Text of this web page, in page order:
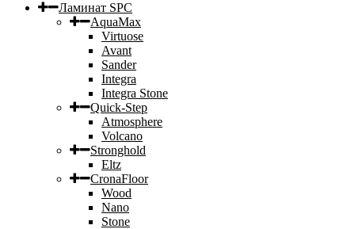
Ламинат SPC
AquaMax
Virtuose
Avant
Sander
Integra
Integra Stone
Quick-Step
Atmosphere
Volcano
Stronghold
Eltz
CronaFloor
Wood
Nano
Stone